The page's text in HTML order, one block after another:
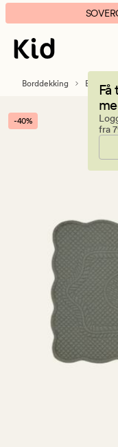
Hermine
brikke
grønn
banner.
Klikk
ESCAPE
pause.
fra
Borddekking
-40%